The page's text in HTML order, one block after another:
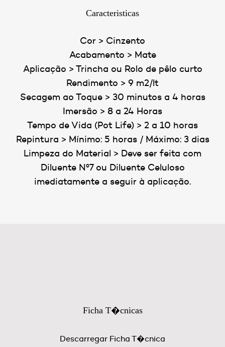
Caracteristicas
Cor > Cinzento
Acabamento > Mate
Aplicação > Trincha ou Rolo de pêlo curto
Rendimento > 9 m2/lt
Secagem ao Toque > 30 minutos a 4 horas
Imersão > 8 a 24 Horas
Tempo de Vida (Pot Life) > 2 a 10 horas
Repintura > Mínimo: 5 horas / Máximo: 3 dias
Limpeza do Material > Deve ser feita com
Diluente Nº7 ou Diluente Celuloso
imediatamente a seguir à aplicação.
Ficha T�cnicas
Descarregar Ficha T�cnica